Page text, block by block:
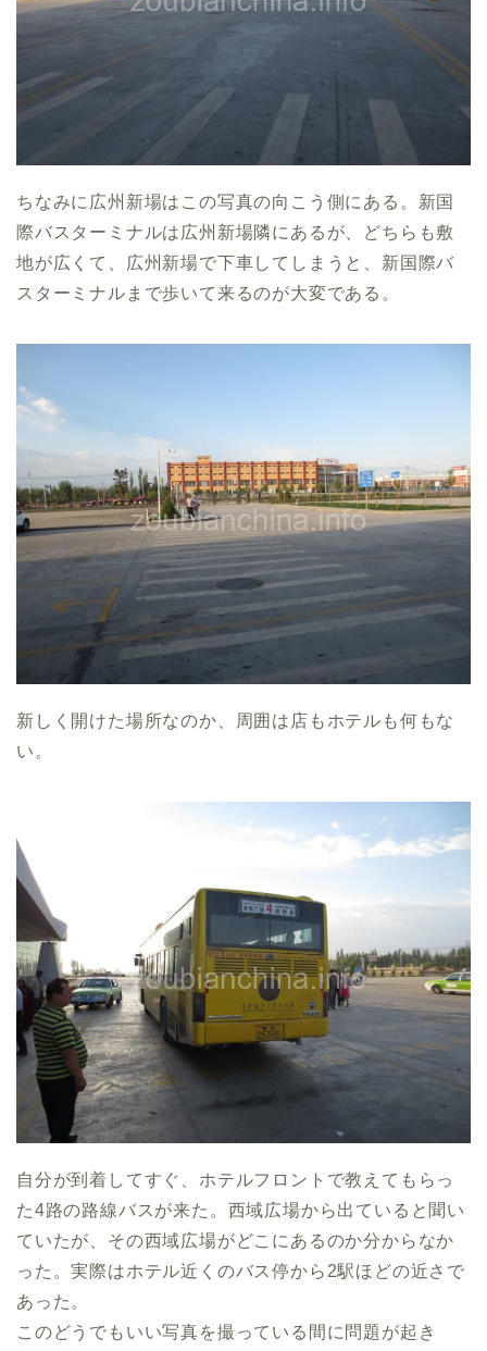
ちなみに広州新場はこの写真の向こう側にある。新国
際バスターミナルは広州新場隣にあるが、どちらも敷
地が広くて、広州新場で下車してしまうと、新国際バ
スターミナルまで歩いて来るのが大変である。
新しく開けた場所なのか、周囲は店もホテルも何もな
い。
自分が到着してすぐ、ホテルフロントで教えてもらっ
た4路の路線バスが来た。西域広場から出ていると聞い
ていたが、その西域広場がどこにあるのか分からなか
った。実際はホテル近くのバス停から2駅ほどの近さで
あった。
このどうでもいい写真を撮っている間に問題が起き